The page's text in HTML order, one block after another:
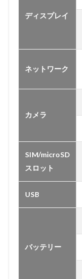
ディスプレイ
ネットワーク
カメラ
SIM/microSD
スロット
USB
バッテリー